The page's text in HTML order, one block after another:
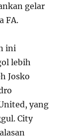
gelar
FA.
ini
lebih
Josko
yang
City